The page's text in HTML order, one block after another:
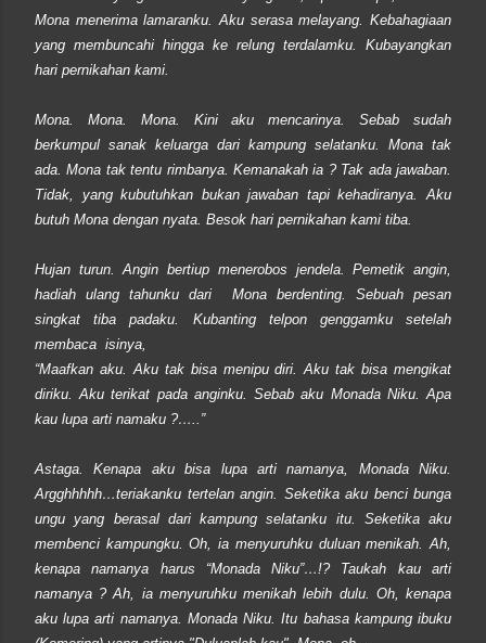
Mona menerima lamaranku. Aku serasa melayang. Kebahagiaan
yang membuncahi hingga ke relung terdalamku. Kubayangkan
hari pernikahan kami.
Mona. Mona. Mona. Kini aku mencarinya. Sebab sudah
berkumpul sanak keluarga dari kampung selatanku. Mona tak
ada. Mona tak tentu rimbanya. Kemanakah ia ? Tak ada jawaban.
Tidak, yang kubutuhkan bukan jawaban tapi kehadiranya. Aku
butuh Mona dengan nyata. Besok hari pernikahan kami tiba.
Hujan turun. Angin bertiup menerobos jendela. Pemetik angin,
hadiah ulang tahunku dari Mona berdenting. Sebuah pesan
singkat tiba padaku. Kubanting telpon genggamku setelah
membaca isinya,
“Maafkan aku. Aku tak bisa menipu diri. Aku tak bisa mengikat
diriku. Aku terikat pada anginku. Sebab aku Monada Niku. Apa
kau lupa arti namaku ?…..”
Astaga. Kenapa aku bisa lupa arti namanya, Monada Niku.
Argghhhhh…teriakanku tertelan angin. Seketika aku benci bunga
ungu yang berasal dari kampung selatanku itu. Seketika aku
membenci kampungku. Oh, ia menyuruhku duluan menikah. Ah,
kenapa namanya harus “Monada Niku”…!? Taukah kau arti
namanya ? Ah, ia menyuruhku menikah lebih dulu. Oh, kenapa
aku lupa arti namanya. Monada Niku. Itu bahasa kampung ibuku